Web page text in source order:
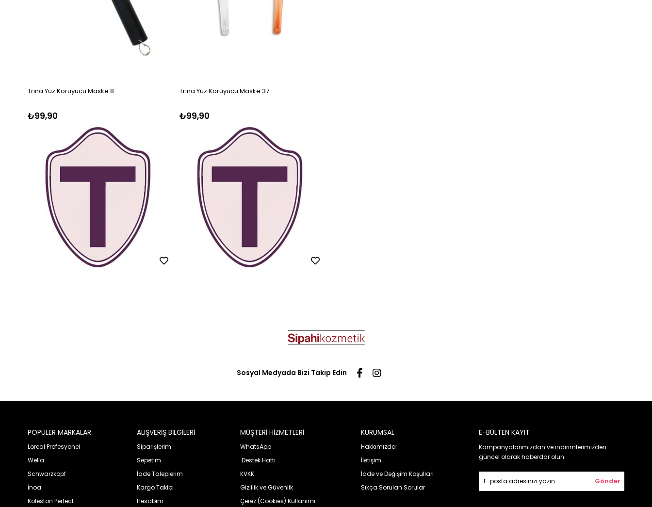
Trina Yüz Koruyucu Maske 8
₺99,90
Trina Yüz Koruyucu Maske 37
₺99,90
Sosyal Medyada Bizi Takip Edin
POPÜLER MARKALAR
Loreal Profesyonel
Wella
Schwarzkopf
İnoa
Koleston Perfect
ALIŞVERİŞ BİLGİLERİ
Siparişlerim
Sepetim
İade Taleplerim
Kargo Takibi
Hesabım
MÜŞTERİ HİZMETLERİ
WhatsApp
Destek Hattı
KVKK
Gizlilik ve Güvenlik
Çerez (Cookies) Kullanımı
KURUMSAL
Hakkımızda
İletişim
İade ve Değişim Koşulları
Sıkça Sorulan Sorular
E-BÜLTEN KAYIT
Kampanyalarımızdan ve indirimlerimizden
güncel olarak haberdar olun.
Gönder